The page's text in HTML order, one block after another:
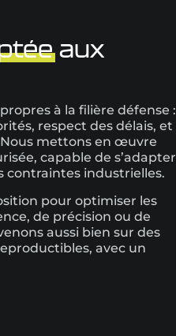
aux
à la filière défense :
respect des délais, et
mettons en œuvre
capable de s’adapter
contraintes industrielles.
pour optimiser les
de précision ou de
aussi bien sur des
avec un